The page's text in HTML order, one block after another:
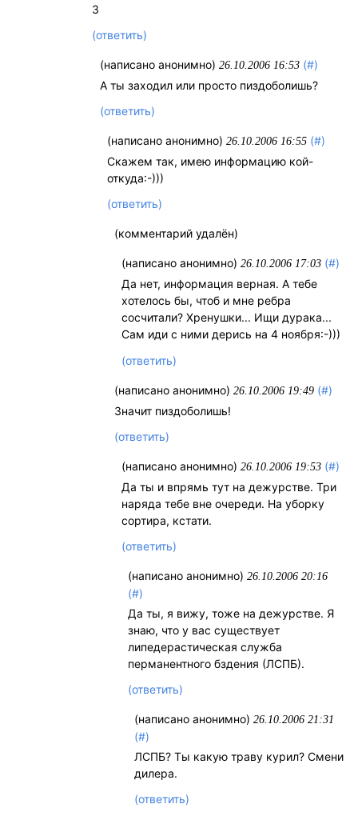
З
(ответить)
(написано анонимно) 26.10.2006 16:53 (#)
А ты заходил или просто пиздоболишь?
(ответить)
(написано анонимно) 26.10.2006 16:55 (#)
Скажем так, имею информацию кой-
откуда:-)))
(ответить)
(комментарий удалён)
(написано анонимно) 26.10.2006 17:03 (#)
Да нет, информация верная. А тебе
хотелось бы, чтоб и мне ребра
сосчитали? Хренушки... Ищи дурака...
Сам иди с ними дерись на 4 ноября:-)))
(ответить)
(написано анонимно) 26.10.2006 19:49 (#)
Значит пиздоболишь!
(ответить)
(написано анонимно) 26.10.2006 19:53 (#)
Да ты и впрямь тут на дежурстве. Три
наряда тебе вне очереди. На уборку
сортира, кстати.
(ответить)
(написано анонимно)26.10.2006 20:16
(#)
Да ты, я вижу, тоже на дежурстве. Я
знаю, что у вас существует
липедерастическая служба
перманентного бздения (ЛСПБ).
(ответить)
(написано анонимно)26.10.2006 21:31
(#)
ЛСПБ? Ты какую траву курил? Смени
дилера.
(ответить)